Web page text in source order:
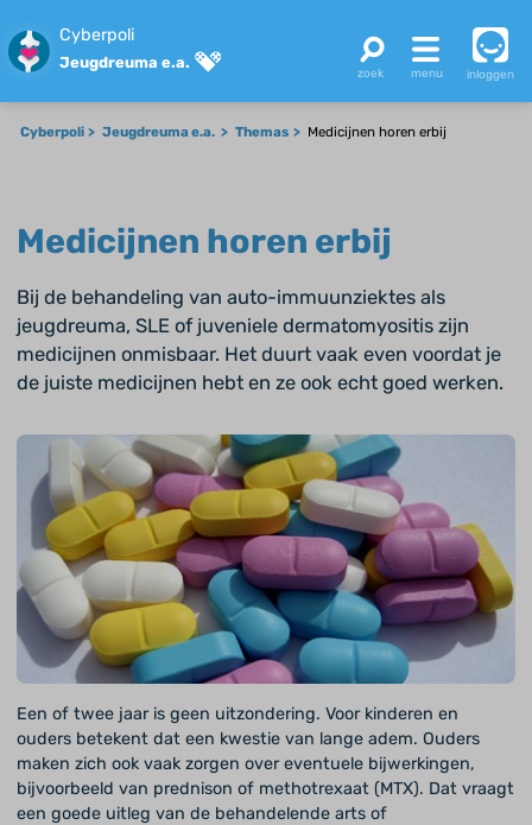
Cyberpoli
Jeugdreuma e.a.
inloggen
Cyberpoli Jeugdreuma e.a. Themas Medicijnen horen erbij
Medicijnen horen erbij
Bij de behandeling van auto-immuunziektes als
jeugdreuma, SLE of juveniele dermatomyositis zijn
medicijnen onmisbaar. Het duurt vaak even voordat je
de juiste medicijnen hebt en ze ook echt goed werken.
Een of twee jaar is geen uitzondering. Voor kinderen en
ouders betekent dat een kwestie van lange adem. Ouders
maken zich ook vaak zorgen over eventuele bijwerkingen,
bijvoorbeeld van prednison of methotrexaat (MTX). Dat vraagt
een goede uitleg van de behandelende arts of